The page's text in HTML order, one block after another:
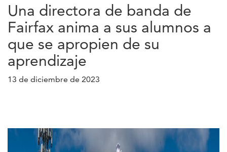
Una directora de banda de
Fairfax anima a sus alumnos a
que se apropien de su
aprendizaje
13 de diciembre de 2023